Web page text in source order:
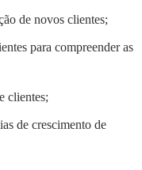
de novos clientes;
para compreender as
clientes;
de crescimento de